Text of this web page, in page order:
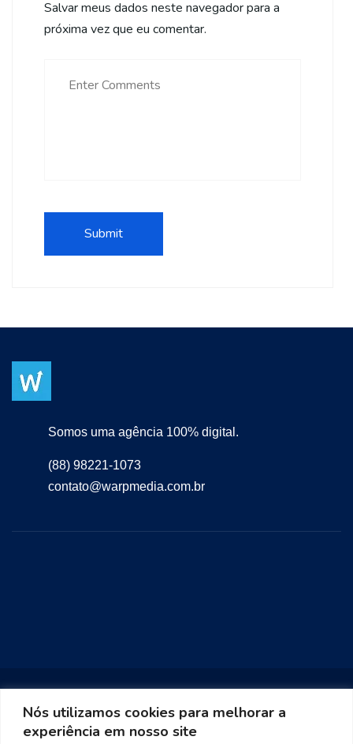
Nós utilizamos cookies para melhorar a
experiência em nosso site
Salvar meus dados neste navegador para a
próxima vez que eu comentar.
Somos uma agência 100% digital.
(88) 98221-1073
contato@warpmedia.com.br